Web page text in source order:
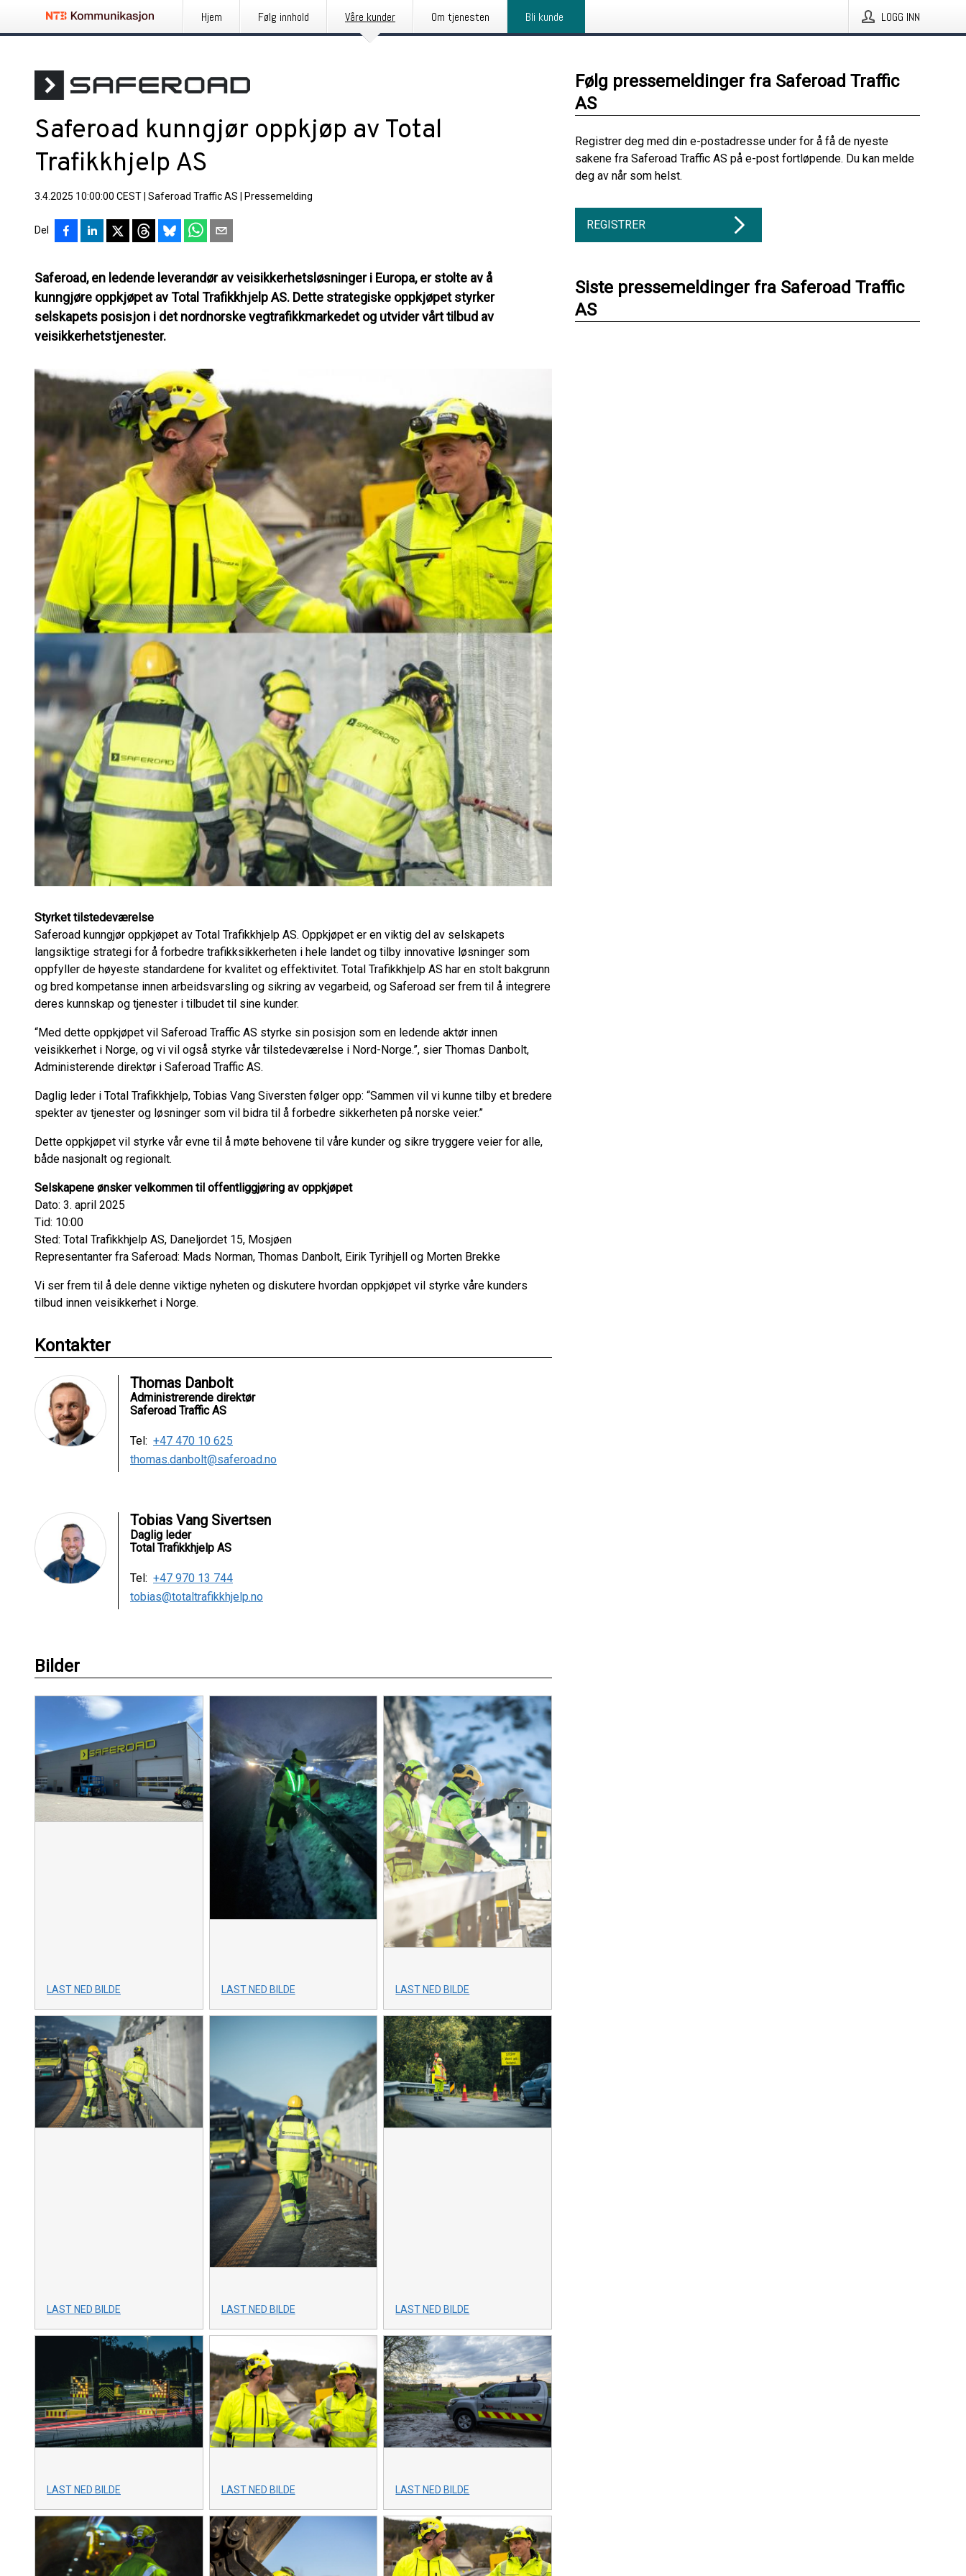
Hjem Følg innhold Våre kunder Om tjenesten Bli kunde LOGG INN
Saferoad kunngjør oppkjøp av Total
Trafikkhjelp AS
3.4.2025 10:00:00 CEST Saferoad Traffic AS Pressemelding
Del
Saferoad, en ledende leverandør av veisikkerhetsløsninger i Europa, er stolte av å
kunngjøre oppkjøpet av Total Trafikkhjelp AS. Dette strategiske oppkjøpet styrker
selskapets posisjon i det nordnorske vegtrafikkmarkedet og utvider vårt tilbud av
veisikkerhetstjenester.
Styrket tilstedeværelse
Saferoad kunngjør oppkjøpet av Total Trafikkhjelp AS. Oppkjøpet er en viktig del av selskapets
langsiktige strategi for å forbedre trafikksikkerheten i hele landet og tilby innovative løsninger som
oppfyller de høyeste standardene for kvalitet og effektivitet. Total Trafikkhjelp AS har en stolt bakgrunn
og bred kompetanse innen arbeidsvarsling og sikring av vegarbeid, og Saferoad ser frem til å integrere
deres kunnskap og tjenester i tilbudet til sine kunder.
“Med dette oppkjøpet vil Saferoad Traffic AS styrke sin posisjon som en ledende aktør innen
veisikkerhet i Norge, og vi vil også styrke vår tilstedeværelse i Nord-Norge.”, sier Thomas Danbolt,
Administerende direktør i Saferoad Traffic AS.
Daglig leder i Total Trafikkhjelp, Tobias Vang Siversten følger opp: “Sammen vil vi kunne tilby et bredere
spekter av tjenester og løsninger som vil bidra til å forbedre sikkerheten på norske veier.”
Dette oppkjøpet vil styrke vår evne til å møte behovene til våre kunder og sikre tryggere veier for alle,
både nasjonalt og regionalt.
Selskapene ønsker velkommen til offentliggjøring av oppkjøpet
Dato: 3. april 2025
Tid: 10:00
Sted: Total Trafikkhjelp AS, Daneljordet 15, Mosjøen
Representanter fra Saferoad: Mads Norman, Thomas Danbolt, Eirik Tyrihjell og Morten Brekke
Vi ser frem til å dele denne viktige nyheten og diskutere hvordan oppkjøpet vil styrke våre kunders
tilbud innen veisikkerhet i Norge.
Kontakter
Thomas Danbolt
Administrerende direktør
Saferoad Traffic AS
Tel: +47 470 10 625
thomas.danbolt@saferoad.no
Tobias Vang Sivertsen
Daglig leder
Total Trafikkhjelp AS
Tel: +47 970 13 744
tobias@totaltrafikkhjelp.no
Bilder
LAST NED BILDE LAST NED BILDE LAST NED BILDE
LAST NED BILDE LAST NED BILDE LAST NED BILDE
LAST NED BILDE LAST NED BILDE LAST NED BILDE
Følg pressemeldinger fra Saferoad Traffic
AS
Registrer deg med din e-postadresse under for å få de nyeste
sakene fra Saferoad Traffic AS på e-post fortløpende. Du kan melde
deg av når som helst.
REGISTRER
Siste pressemeldinger fra Saferoad Traffic
AS